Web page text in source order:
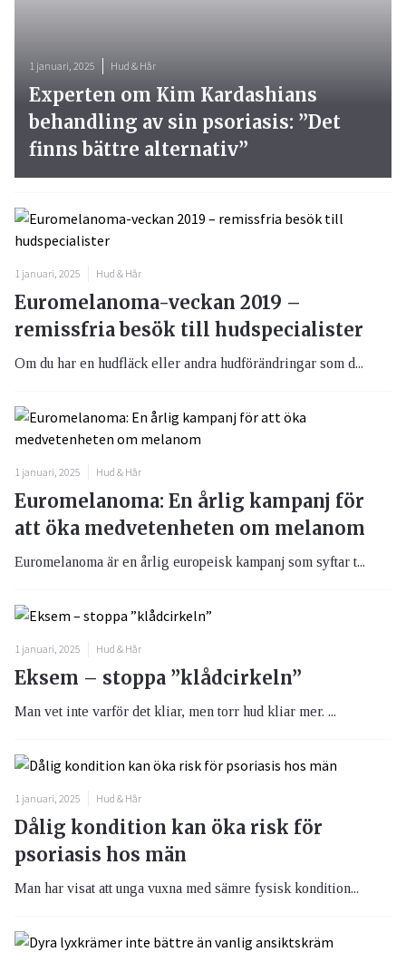
1 januari, 2025 Hud & Hår
Experten om Kim Kardashians
behandling av sin psoriasis: ”Det
finns bättre alternativ”
1 januari, 2025 Hud & Hår
Euromelanoma-veckan 2019 –
remissfria besök till hudspecialister
Om du har en hudfläck eller andra hudförändringar som d...
1 januari, 2025 Hud & Hår
Euromelanoma: En årlig kampanj för
att öka medvetenheten om melanom
Euromelanoma är en årlig europeisk kampanj som syftar t...
1 januari, 2025 Hud & Hår
Eksem – stoppa ”klådcirkeln”
Man vet inte varför det kliar, men torr hud kliar mer. ...
1 januari, 2025 Hud & Hår
Dålig kondition kan öka risk för
psoriasis hos män
Man har visat att unga vuxna med sämre fysisk kondition...